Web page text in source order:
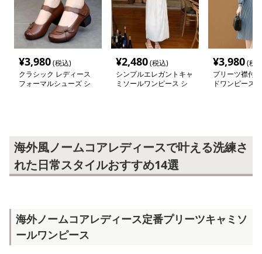
¥3,980(税込)
クラシック レディース
フォーマルシューズ シ
¥2,480(税込)
シンプルエレガントキャ
ミソールワンピース シ
¥3,980(税
プリーツ襟付
ドワンピース
海外風ノームコアレディースで叶える洗練さ
れた日常スタイルおすすめ14選
海外ノームコアレディース定番プリーツキャミソ
ールワンピース